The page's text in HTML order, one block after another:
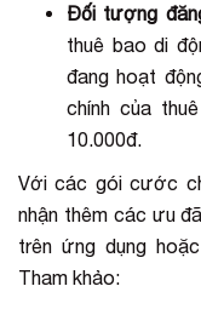
Đối tượng
thuê bao di
đang hoạt
chính của
10.000đ.
Với các gói cước
nhận thêm các ưu
trên ứng dụng
Tham khảo: